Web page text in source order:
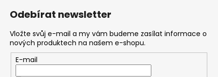
Odebírat newsletter
Vložte svůj e-mail a my vám budeme zasílat informace o
nových produktech na našem e-shopu.
E-mail